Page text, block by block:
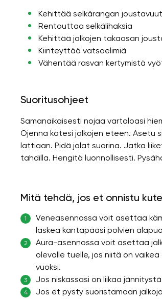
Kehittää selkärangan
Rentouttaa selkälihaksia
Kehittää jalkojen takaosan
Kiinteyttää vatsaelimiä
Vähentää rasvan kertymistä
Suoritusohjeet
Samanaikaisesti nojaa vartaloasi
Ojenna kätesi jalkojen eteen. Asetu
lattiaan. Pidä jalat suorina. Jatka
tahdilla. Hengitä luonnollisesti.
Mitä tehdä, jos et onnistu
1
Veneasennossa voit asettaa
laskea kantapääsi polvien
2
Aura-asennossa voit asettaa
olevalle tuelle, jos niitä on
vuoksi.
3 Jos niskassasi on liikaa
4
Jos et pysty suoristamaan